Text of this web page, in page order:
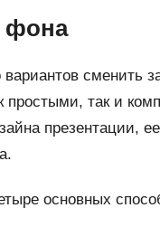
фона
вариантов сменить
простыми, так и
презентации,
основных